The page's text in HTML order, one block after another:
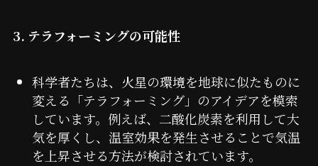
3. テラフォーミングの可能性
科学者たちは、火星の環境を地球に似たものに
変える「テラフォーミング」のアイデアを模索
しています。例えば、二酸化炭素を利用して大
気を厚くし、温室効果を発生させることで気温
を上昇させる方法が検討されています。